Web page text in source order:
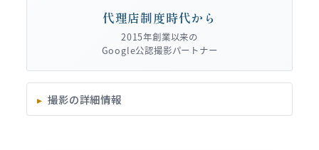
代理店制度時代から
2015年創業以来の
Google公認撮影パートナー
撮影の詳細情報